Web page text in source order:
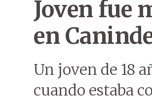
Joven fue
en
Un joven de 18
cuando estaba